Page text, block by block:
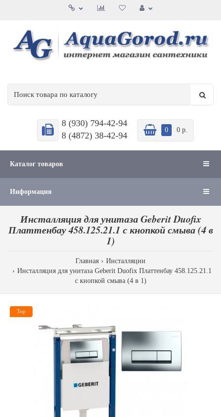
8 (930) 794-42-94
8 (4872) 38-42-94
0 0 р.
Каталог товаров
Информация
Инсталляция для унитаза Geberit Duofix
Платтенбау 458.125.21.1 с кнопкой смыва (4 в
1)
Главная
Инсталляции
Инсталляция для унитаза Geberit Duofix Платтенбау 458.125.21.1
с кнопкой смыва (4 в 1)
Top